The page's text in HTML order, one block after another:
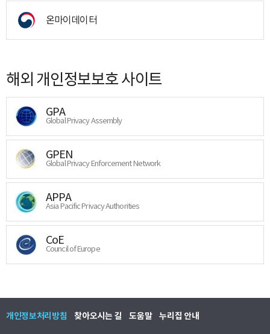
온마이데이터
해외 개인정보보호 사이트
GPA
Global Privacy Assembly
GPEN
Global Privacy Enforcement Network
APPA
Asia Pacific Privacy Authorities
CoE
Council of Europe
개인정보처리방침 찾아오시는 길 도움말 누리집 안내